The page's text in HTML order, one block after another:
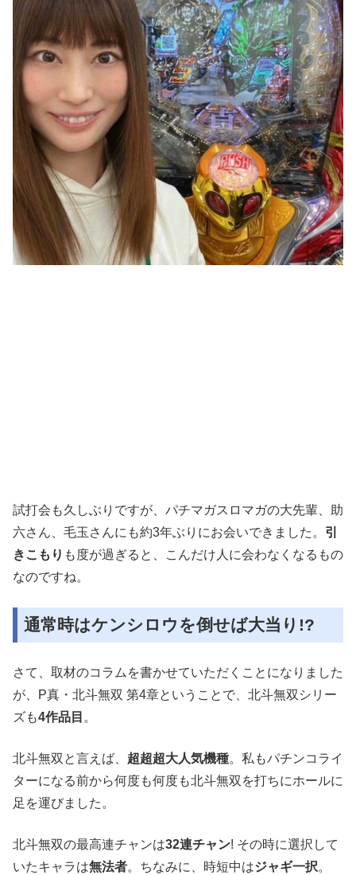
試打会も久しぶりですが、パチマガスロマガの大先輩、助
六さん、毛玉さんにも約3年ぶりにお会いできました。 引
きこもり も度が過ぎると、こんだけ人に会わなくなるもの
なのですね。
通常時はケンシロウを倒せば大当り!?
さて、取材のコラムを書かせていただくことになりました
が、P真・北斗無双 第4章ということで、北斗無双シリー
ズも4作品目 。
北斗無双と言えば、 超超超大人気機種。私もパチンコライ
ターになる前から何度も何度も北斗無双を打ちにホールに
足を運びました。
北斗無双の最高連チャンは32連チャン! その時に選択して
いたキャラは無法者。ちなみに、時短中はジャギ一択。